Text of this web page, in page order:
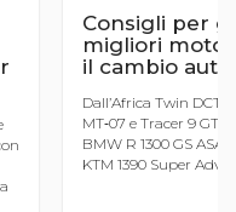
Consigli per
migliori moto
il cambio
Dall’Africa Twin DCT
MT‑07 e Tracer 9 GT+
BMW R 1300 GS ASA
KTM 1390 Super